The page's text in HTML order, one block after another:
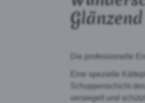
Die professionelle
Eine spezielle
Schuppenschicht
versiegelt und schützt!